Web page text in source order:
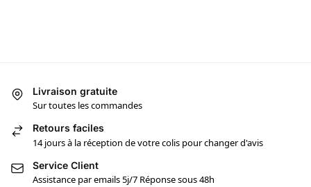
Livraison gratuite
Sur toutes les commandes
Retours faciles
14 jours à la réception de votre colis pour changer d'avis
Service Client
Assistance par emails 5j/7 Réponse sous 48h